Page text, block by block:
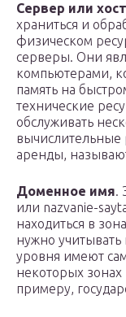
Сервер или
храниться и
физическом
серверы. Они
компьютерами,
память на
технические
обслуживать
вычислительные
аренды,
Доменное имя.
или nazvanie-
находиться в
нужно
уровня имеют
некоторых
примеру,